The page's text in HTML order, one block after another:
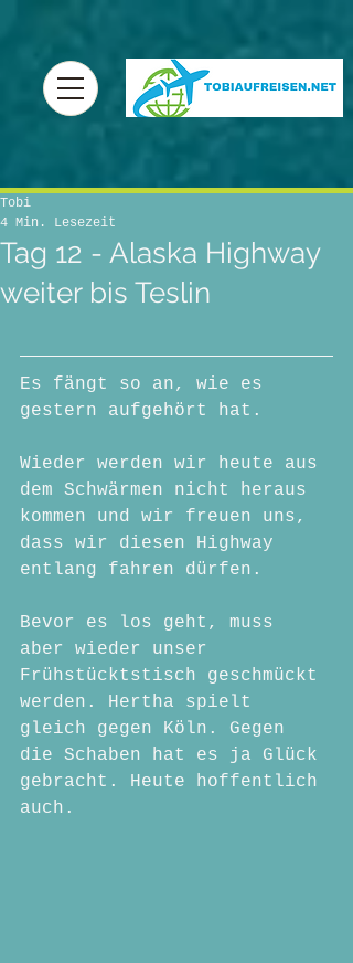
Tag 12 - Alaska Highway
weiter bis Teslin
Tobi
4 Min. Lesezeit
Es fängt so an, wie es
gestern aufgehört hat.
Wieder werden wir heute aus
dem Schwärmen nicht heraus
kommen und wir freuen uns,
dass wir diesen Highway
entlang fahren dürfen.
Bevor es los geht, muss
aber wieder unser
Frühstücktstisch geschmückt
werden. Hertha spielt
gleich gegen Köln. Gegen
die Schaben hat es ja Glück
gebracht. Heute hoffentlich
auch.